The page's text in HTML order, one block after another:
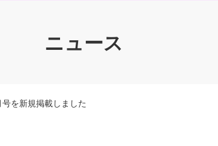
ニュース
を新規掲載しました